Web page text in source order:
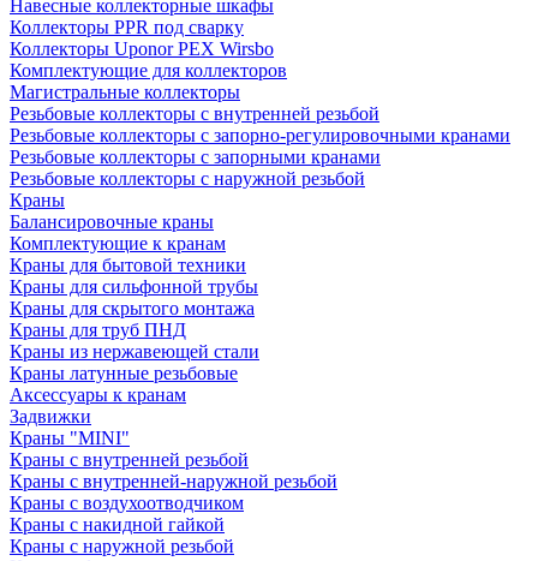
Навесные коллекторные шкафы
Коллекторы PPR под сварку
Коллекторы Uponor PEX Wirsbo
Комплектующие для коллекторов
Магистральные коллекторы
Резьбовые коллекторы с внутренней резьбой
Резьбовые коллекторы с запорно-регулировочными кранами
Резьбовые коллекторы с запорными кранами
Резьбовые коллекторы с наружной резьбой
Краны
Балансировочные краны
Комплектующие к кранам
Краны для бытовой техники
Краны для сильфонной трубы
Краны для скрытого монтажа
Краны для труб ПНД
Краны из нержавеющей стали
Краны латунные резьбовые
Аксессуары к кранам
Задвижки
Краны "MINI"
Краны с внутренней резьбой
Краны с внутренней-наружной резьбой
Краны с воздухоотводчиком
Краны с накидной гайкой
Краны с наружной резьбой